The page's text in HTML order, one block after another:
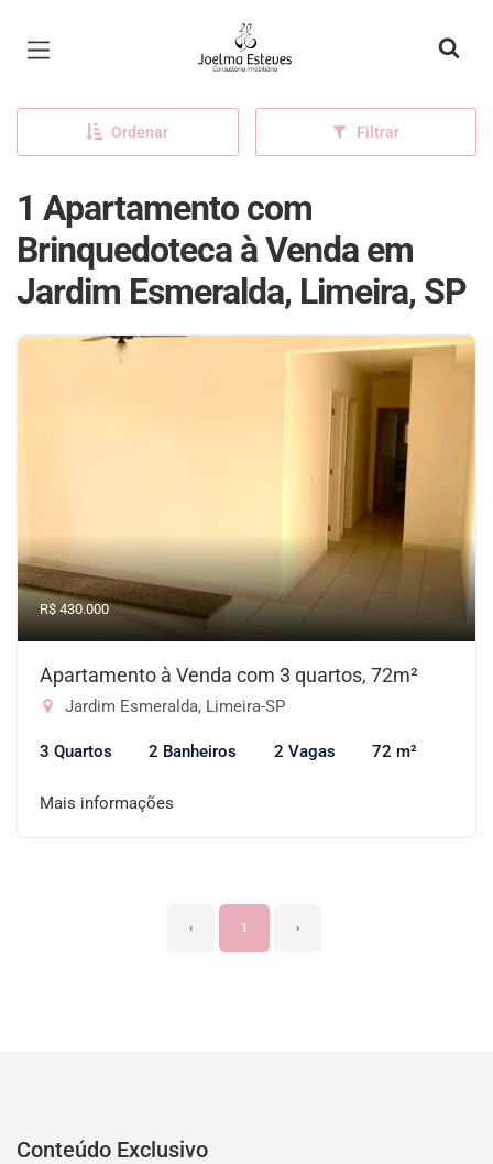
Página inicial
Ordenar Filtrar
1 Apartamento com
Brinquedoteca à Venda em
Jardim Esmeralda, Limeira, SP
R$ 430.000
Apartamento à Venda com 3 quartos, 72m²
Jardim Esmeralda, Limeira-SP
3 Quartos 2 Banheiros 2 Vagas 72 m²
Mais informações
‹ 1 ›
Conteúdo Exclusivo